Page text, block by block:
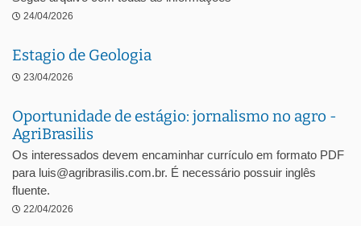
24/04/2026
Estagio de Geologia
23/04/2026
Oportunidade de estágio: jornalismo no agro -
AgriBrasilis
Os interessados devem encaminhar currículo em formato PDF
para luis@agribrasilis.com.br. É necessário possuir inglês
fluente.
22/04/2026